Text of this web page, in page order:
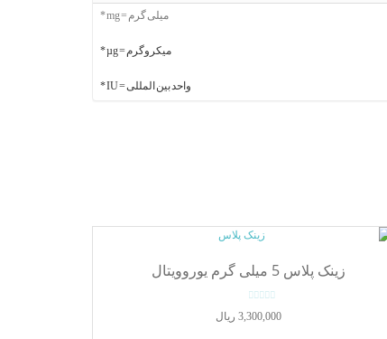
* mg = میلی گرم
* µg = میکروگرم
* IU = واحد بین المللی
زینک پلاس 5 میلی گرم یوروویتال
3,300,000 ریال